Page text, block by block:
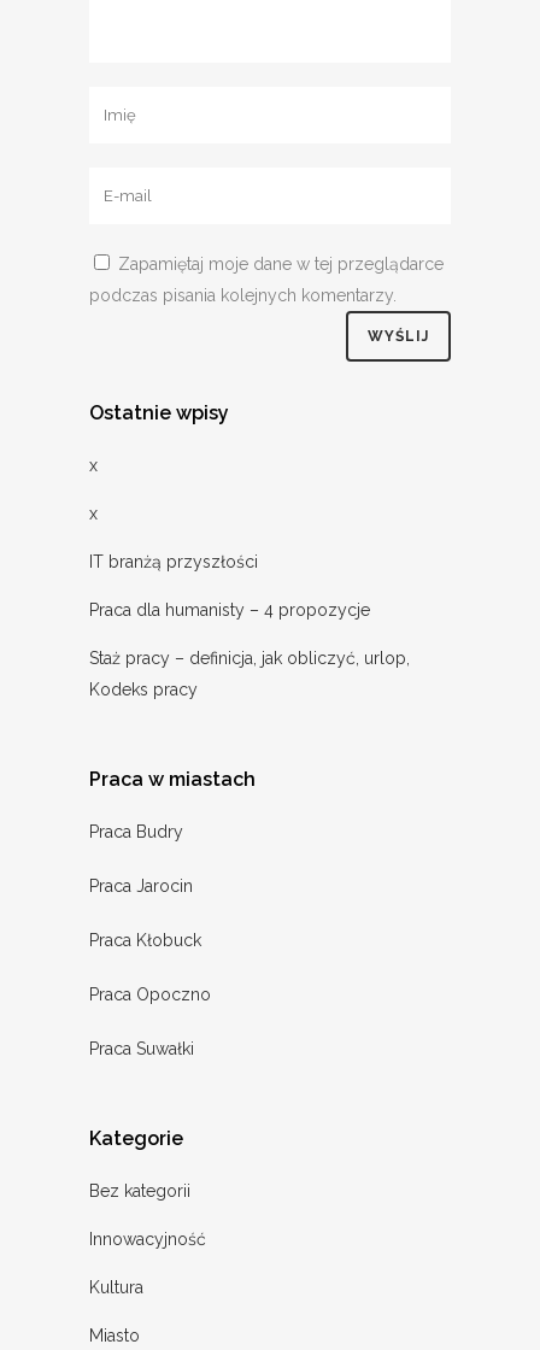
Zapamiętaj moje dane w tej przeglądarce
podczas pisania kolejnych komentarzy.
Ostatnie wpisy
x
x
IT branżą przyszłości
Praca dla humanisty – 4 propozycje
Staż pracy – definicja, jak obliczyć, urlop,
Kodeks pracy
Praca w miastach
Praca Budry
Praca Jarocin
Praca Kłobuck
Praca Opoczno
Praca Suwałki
Kategorie
Bez kategorii
Innowacyjność
Kultura
Miasto